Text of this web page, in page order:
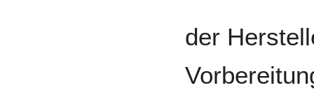
der